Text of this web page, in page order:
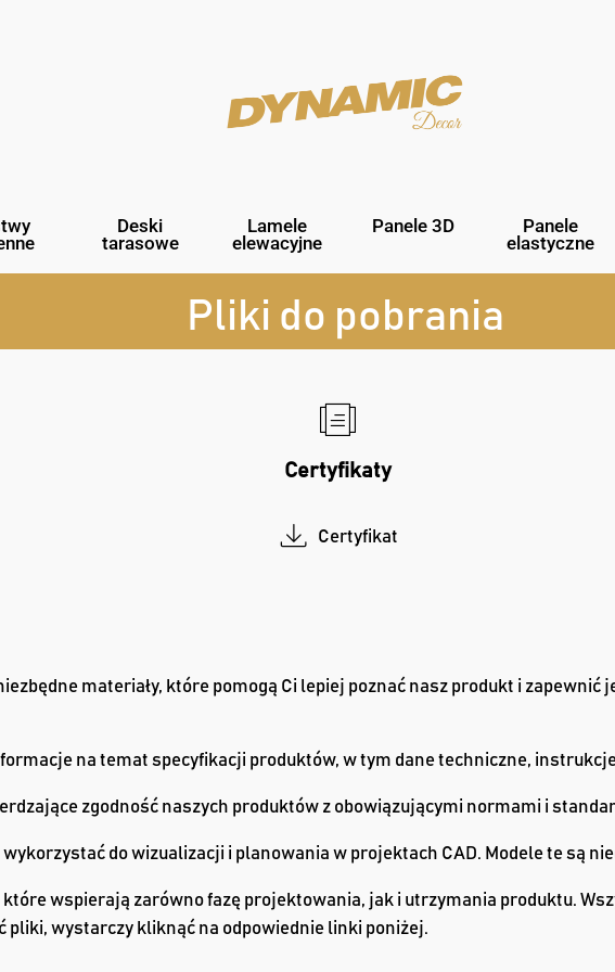
Deski
tarasowe
Lamele
elewacyjne
Panele 3D
Panele
elastyczne
Pliki do pobrania
Certyfikaty
Certyfikat
materiały, które pomogą Ci lepiej poznać nasz produkt i
na temat specyfikacji produktów, w tym dane techniczne,
zgodność naszych produktów z obowiązującymi normami i
do wizualizacji i planowania w projektach CAD. Modele te są
wspierają zarówno fazę projektowania, jak i utrzymania produktu.
pliki, wystarczy kliknąć na odpowiednie linki poniżej.